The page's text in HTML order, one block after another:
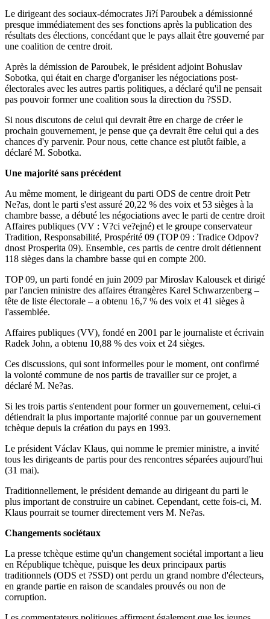
Le dirigeant des sociaux-démocrates Ji?í Paroubek a démissionné
presque immédiatement des ses fonctions après la publication des
résultats des élections, concédant que le pays allait être gouverné par
une coalition de centre droit.
Après la démission de Paroubek, le président adjoint Bohuslav
Sobotka, qui était en charge d'organiser les négociations post-
électorales avec les autres partis politiques, a déclaré qu'il ne pensait
pas pouvoir former une coalition sous la direction du ?SSD.
Si nous discutons de celui qui devrait être en charge de créer le
prochain gouvernement, je pense que ça devrait être celui qui a des
chances d'y parvenir. Pour nous, cette chance est plutôt faible, a
déclaré M. Sobotka.
Une majorité sans précédent
Au même moment, le dirigeant du parti ODS de centre droit Petr
Ne?as, dont le parti s'est assuré 20,22 % des voix et 53 sièges à la
chambre basse, a débuté les négociations avec le parti de centre droit
Affaires publiques (VV : V?ci ve?ejné) et le groupe conservateur
Tradition, Responsabilité, Prospérité 09 (TOP 09 : Tradice Odpov?
dnost Prosperita 09). Ensemble, ces partis de centre droit détiennent
118 sièges dans la chambre basse qui en compte 200.
TOP 09, un parti fondé en juin 2009 par Miroslav Kalousek et dirigé
par l'ancien ministre des affaires étrangères Karel Schwarzenberg –
tête de liste électorale – a obtenu 16,7 % des voix et 41 sièges à
l'assemblée.
Affaires publiques (VV), fondé en 2001 par le journaliste et écrivain
Radek John, a obtenu 10,88 % des voix et 24 sièges.
Ces discussions, qui sont informelles pour le moment, ont confirmé
la volonté commune de nos partis de travailler sur ce projet, a
déclaré M. Ne?as.
Si les trois partis s'entendent pour former un gouvernement, celui-ci
détiendrait la plus importante majorité connue par un gouvernement
tchèque depuis la création du pays en 1993.
Le président Václav Klaus, qui nomme le premier ministre, a invité
tous les dirigeants de partis pour des rencontres séparées aujourd'hui
(31 mai).
Traditionnellement, le président demande au dirigeant du parti le
plus important de construire un cabinet. Cependant, cette fois-ci, M.
Klaus pourrait se tourner directement vers M. Ne?as.
Changements sociétaux
La presse tchèque estime qu'un changement sociétal important a lieu
en République tchèque, puisque les deux principaux partis
traditionnels (ODS et ?SSD) ont perdu un grand nombre d'électeurs,
en grande partie en raison de scandales prouvés ou non de
corruption.